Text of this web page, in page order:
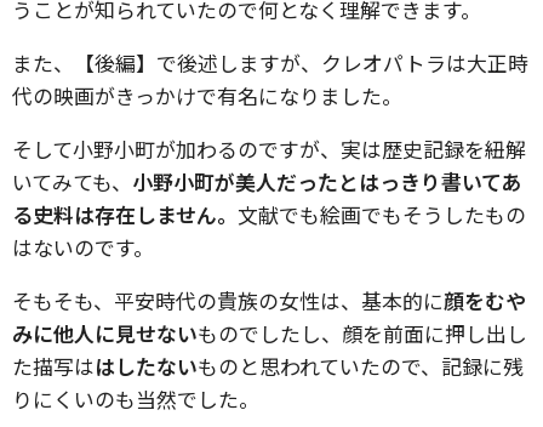
うことが知られていたので何となく理解できます。
また、【後編】で後述しますが、クレオパトラは大正時
代の映画がきっかけで有名になりました。
そして小野小町が加わるのですが、実は歴史記録を紐解
いてみても、 小野小町が美人だったとはっきり書いてあ
る史料は存在しません。 文献でも絵画でもそうしたもの
はないのです。
そもそも、平安時代の貴族の女性は、基本的に顔をむや
みに他人に見せないものでしたし、顔を前面に押し出し
た描写ははしたないものと思われていたので、記録に残
りにくいのも当然でした。